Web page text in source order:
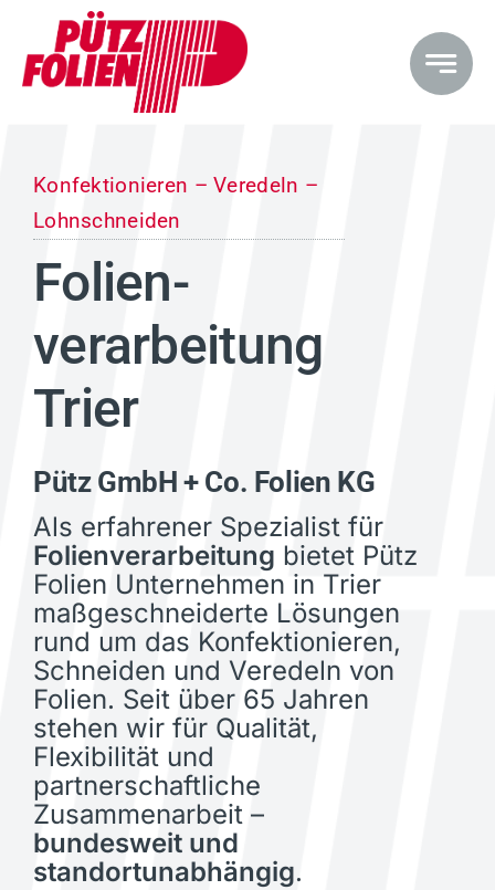
Inhalt
springen
Konfektionieren – Veredeln –
Lohnschneiden
Folien­
verarbeitung
Trier
Pütz GmbH + Co. Folien KG
Als erfahrener Spezialist für
Folienverarbeitung bietet Pütz
Folien Unternehmen in Trier
maßgeschneiderte Lösungen
rund um das Konfektionieren,
Schneiden und Veredeln von
Folien. Seit über 65 Jahren
stehen wir für Qualität,
Flexibilität und
partnerschaftliche
Zusammenarbeit –
bundesweit und
standortunabhängig.